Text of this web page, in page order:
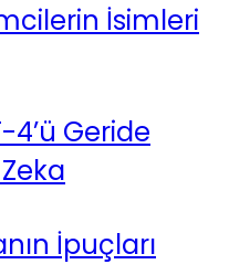
İsimleri
4’ü Geride
İpuçları